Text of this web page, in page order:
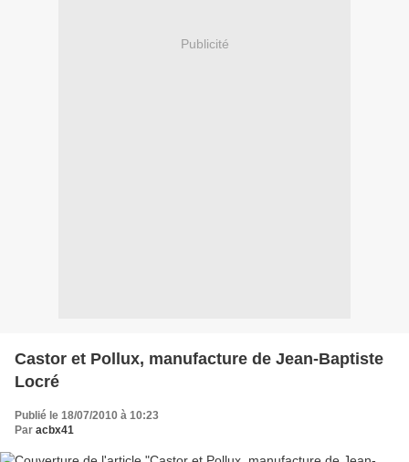
Publicité
Castor et Pollux, manufacture de Jean-Baptiste
Locré
Publié le 18/07/2010 à 10:23
Par acbx41